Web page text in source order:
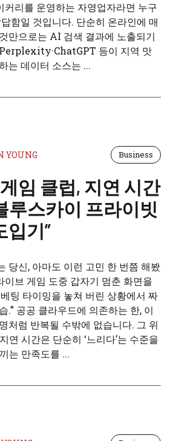
커리를 운영하는 자영업자라면 누구
함일 것입니다. 단순히 온라인에 매
만으로는 AI 검색 결과에 노출되기
등이 지역 맛
는 데이터 소스는 ...
YOUNG Business
임 클럽, 지연 시간
루스카이 프라이빗
입기”
당신, 아마도 이런 고민 한 번쯤 해봤
이브 게임 도중 갑자기 멈춘 화면을
팅 타이밍을 놓쳐 버린 상황에서 짜
.” 공공 클라우드에 의존하는 한, 이
처럼 반복될 수밖에 없습니다. 그 위
연 시간은 단순히 ‘느리다’는 수준을
는 만족도를 ...